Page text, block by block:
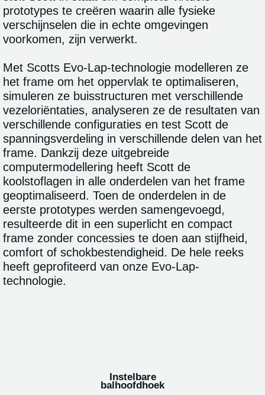
prototypes te creëren waarin alle fysieke
verschijnselen die in echte omgevingen
voorkomen, zijn verwerkt.
Met Scotts Evo-Lap-technologie modelleren ze
het frame om het oppervlak te optimaliseren,
simuleren ze buisstructuren met verschillende
vezeloriëntaties, analyseren ze de resultaten van
verschillende configuraties en test Scott de
spanningsverdeling in verschillende delen van het
frame. Dankzij deze uitgebreide
computermodellering heeft Scott de
koolstoflagen in alle onderdelen van het frame
geoptimaliseerd. Toen de onderdelen in de
eerste prototypes werden samengevoegd,
resulteerde dit in een superlicht en compact
frame zonder concessies te doen aan stijfheid,
comfort of schokbestendigheid. De hele reeks
heeft geprofiteerd van onze Evo-Lap-
technologie.
Instelbare
balhoofdhoek